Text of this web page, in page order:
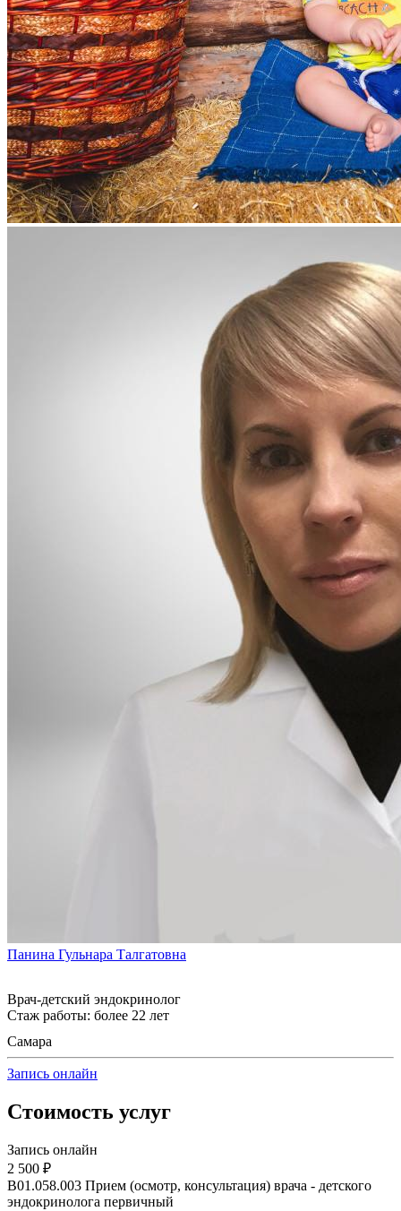
Панина Гульнара Талгатовна
Врач-детский эндокринолог
Стаж работы: более 22 лет
Самара
Запись онлайн
Стоимость услуг
Запись онлайн
2 500 ₽
B01.058.003 Прием (осмотр, консультация) врача - детского
эндокринолога первичный